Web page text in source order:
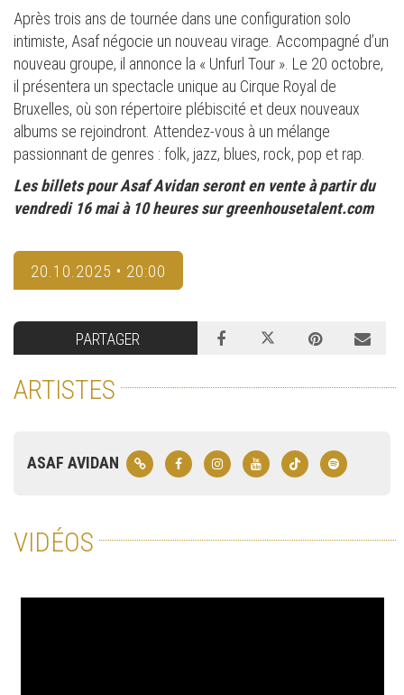
Après trois ans de tournée dans une configuration solo
intimiste, Asaf négocie un nouveau virage. Accompagné d’un
nouveau groupe, il annonce la « Unfurl Tour ». Le 20 octobre,
il présentera un spectacle unique au Cirque Royal de
Bruxelles, où son répertoire plébiscité et deux nouveaux
albums se rejoindront. Attendez-vous à un mélange
passionnant de genres : folk, jazz, blues, rock, pop et rap.
Les billets pour Asaf Avidan seront en vente à partir du
vendredi 16 mai à 10 heures sur greenhousetalent.com
20.10.2025 • 20:00
PARTAGER
ARTISTES
ASAF AVIDAN
VIDÉOS